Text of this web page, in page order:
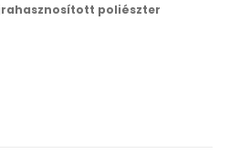
poliészter